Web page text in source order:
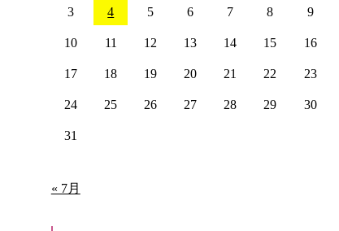
3 4 5 6 7 8 9
10 11 12 13 14 15 16
17 18 19 20 21 22 23
24 25 26 27 28 29 30
31
« 7月